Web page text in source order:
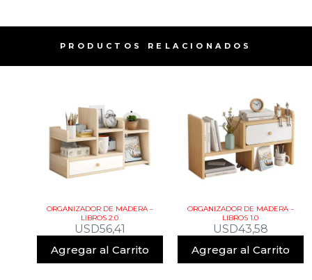
PRODUCTOS RELACIONADOS​
ORGANIZADOR DE MADERA –
LIBROS 2.0
USD56,41
Agregar al Carrito
ORGANIZADOR DE MADERA –
LIBROS 1.0
USD43,58
Agregar al Carrito